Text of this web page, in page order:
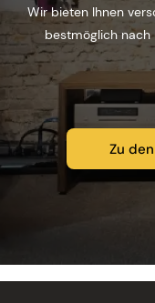
Wir bieten Ihnen
bestmöglich nach
Zu